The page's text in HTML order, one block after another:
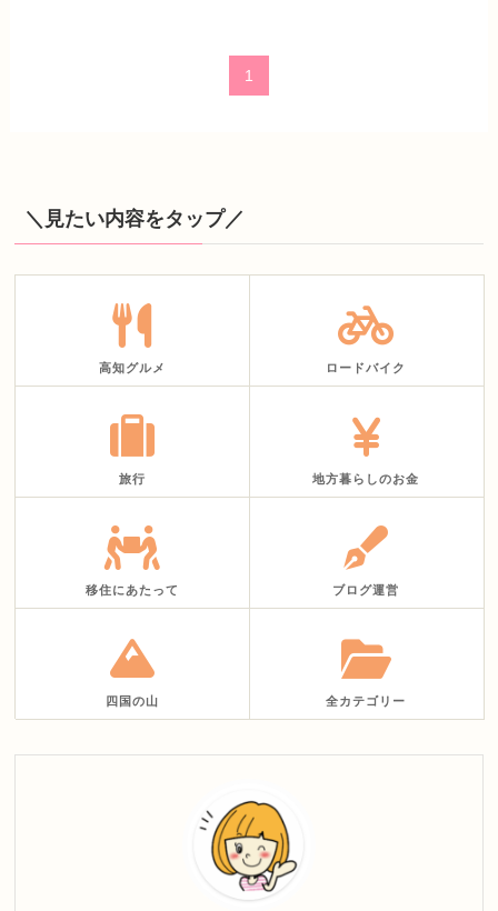
1
＼見たい内容をタップ／
高知グルメ ロードバイク
旅行 地方暮らしのお金
移住にあたって ブログ運営
四国の山 全カテゴリー